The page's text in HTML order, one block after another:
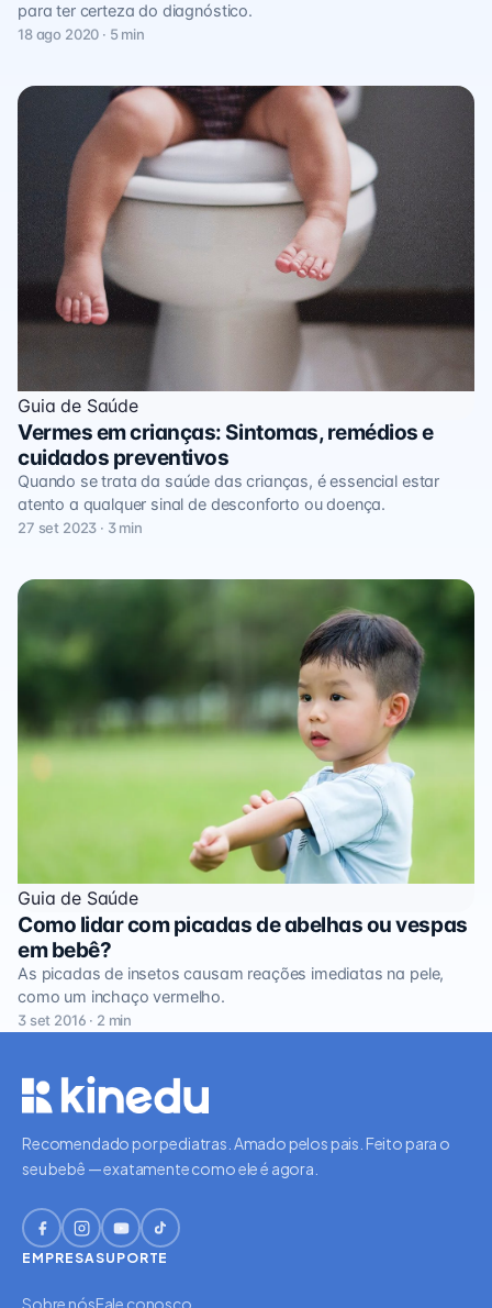
para ter certeza do diagnóstico.
18 ago 2020 · 5 min
Guia de Saúde
Vermes em crianças: Sintomas, remédios e
cuidados preventivos
Quando se trata da saúde das crianças, é essencial estar
atento a qualquer sinal de desconforto ou doença.
27 set 2023 · 3 min
Guia de Saúde
Como lidar com picadas de abelhas ou vespas
em bebê?
As picadas de insetos causam reações imediatas na pele,
como um inchaço vermelho.
3 set 2016 · 2 min
Recomendado por pediatras. Amado pelos pais. Feito para o
seu bebê — exatamente como ele é agora.
EMPRESA
Sobre nós
SUPORTE
Fale conosco